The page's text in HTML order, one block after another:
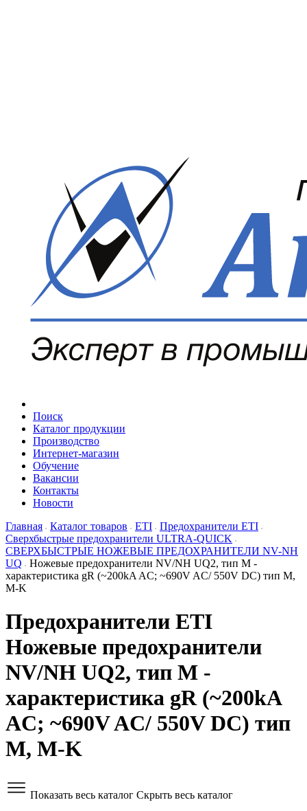
Поиск
Каталог продукции
Производство
Интернет-магазин
Обучение
Вакансии
Контакты
Новости
Главная
Каталог товаров ETI
Предохранители ETI
Сверхбыстрые предохранители ULTRA-QUICK
СВЕРХБЫСТРЫЕ НОЖЕВЫЕ ПРЕДОХРАНИТЕЛИ NV-NH
UQ
Ножевые предохранители NV/NH UQ2, тип M -
характеристика gR (~200kA AC; ~690V AC/ 550V DC) тип M,
M-K
Предохранители ETI
Ножевые предохранители
NV/NH UQ2, тип M -
характеристика gR (~200kA
AC; ~690V AC/ 550V DC) тип
M, M-K
Показать весь каталог Скрыть весь каталог